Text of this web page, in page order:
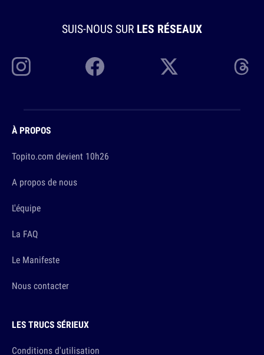
SUIS-NOUS SUR LES RÉSEAUX
À PROPOS
Topito.com devient 10h26
A propos de nous
L'équipe
La FAQ
Le Manifeste
Nous contacter
LES TRUCS SÉRIEUX
Conditions d'utilisation